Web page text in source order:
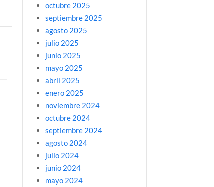
octubre 2025
septiembre 2025
agosto 2025
julio 2025
junio 2025
mayo 2025
abril 2025
enero 2025
noviembre 2024
octubre 2024
septiembre 2024
agosto 2024
julio 2024
junio 2024
mayo 2024